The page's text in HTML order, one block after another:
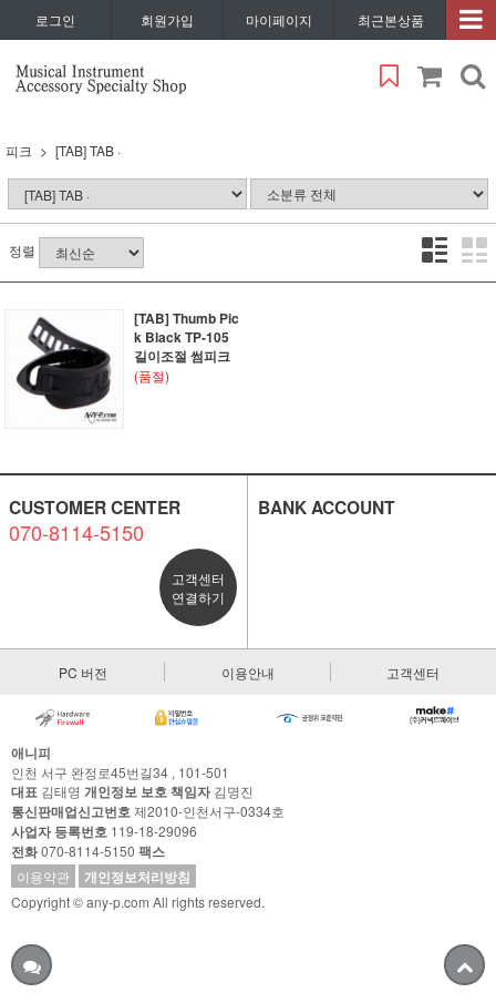
로그인 회원가입 마이페이지 최근본상품
피크 [TAB] TAB ·
정렬
[TAB] Thumb Pic
k Black TP-105
길이조절 썸피크
(품절)
CUSTOMER CENTER
070-8114-5150
고객센터
연결하기
BANK ACCOUNT
PC 버전 이용안내 고객센터
애니피
인천 서구 완정로45번길34 , 101-501
대표 김태영 개인정보 보호 책임자김명진
통신판매업신고번호제2010-인천서구-0334호
사업자 등록번호 119-18-29096
전화070-8114-5150 팩스
이용약관 개인정보처리방침
Copyright © any-p.com All rights reserved.